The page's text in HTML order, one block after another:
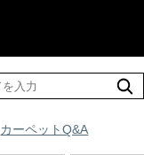
カーペットQ&A